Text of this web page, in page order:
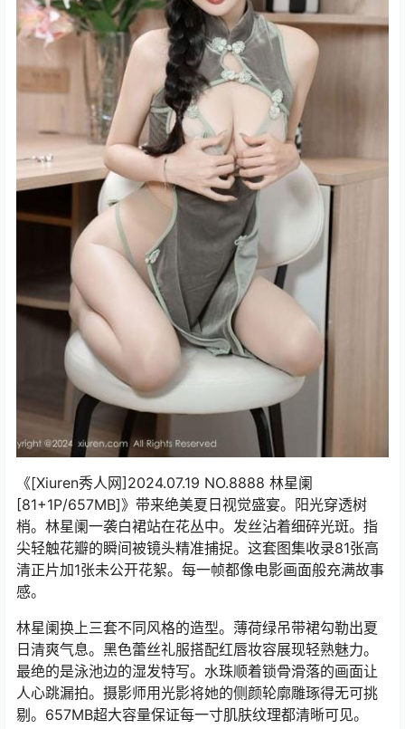
《[Xiuren秀人网]2024.07.19 NO.8888 林星阑
[81+1P/657MB]》带来绝美夏日视觉盛宴。阳光穿透树
梢。林星阑一袭白裙站在花丛中。发丝沾着细碎光斑。指
尖轻触花瓣的瞬间被镜头精准捕捉。这套图集收录81张高
清正片加1张未公开花絮。每一帧都像电影画面般充满故事
感。
林星阑换上三套不同风格的造型。薄荷绿吊带裙勾勒出夏
日清爽气息。黑色蕾丝礼服搭配红唇妆容展现轻熟魅力。
最绝的是泳池边的湿发特写。水珠顺着锁骨滑落的画面让
人心跳漏拍。摄影师用光影将她的侧颜轮廓雕琢得无可挑
剔。657MB超大容量保证每一寸肌肤纹理都清晰可见。